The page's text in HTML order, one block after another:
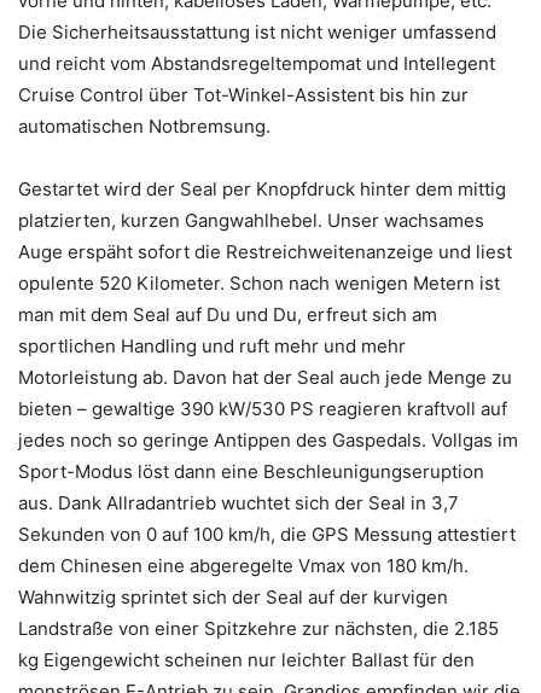
Die Sicherheitsausstattung ist nicht weniger umfassend
und reicht vom Abstandsregeltempomat und Intellegent
Cruise Control über Tot-Winkel-Assistent bis hin zur
automatischen Notbremsung.
Gestartet wird der Seal per Knopfdruck hinter dem mittig
platzierten, kurzen Gangwahlhebel. Unser wachsames
Auge erspäht sofort die Restreichweitenanzeige und liest
opulente 520 Kilometer. Schon nach wenigen Metern ist
man mit dem Seal auf Du und Du, erfreut sich am
sportlichen Handling und ruft mehr und mehr
Motorleistung ab. Davon hat der Seal auch jede Menge zu
bieten – gewaltige 390 kW/530 PS reagieren kraftvoll auf
jedes noch so geringe Antippen des Gaspedals. Vollgas im
Sport-Modus löst dann eine Beschleunigungseruption
aus. Dank Allradantrieb wuchtet sich der Seal in 3,7
Sekunden von 0 auf 100 km/h, die GPS Messung attestiert
dem Chinesen eine abgeregelte Vmax von 180 km/h.
Wahnwitzig sprintet sich der Seal auf der kurvigen
Landstraße von einer Spitzkehre zur nächsten, die 2.185
kg Eigengewicht scheinen nur leichter Ballast für den